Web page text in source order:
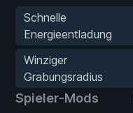
Schnelle
Energieentladung
Winziger
Grabungsradius
Spieler-Mods